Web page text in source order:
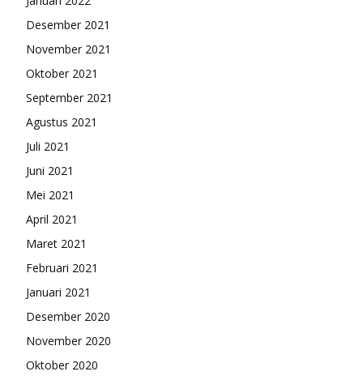
Desember 2021
November 2021
Oktober 2021
September 2021
Agustus 2021
Juli 2021
Juni 2021
Mei 2021
April 2021
Maret 2021
Februari 2021
Januari 2021
Desember 2020
November 2020
Oktober 2020